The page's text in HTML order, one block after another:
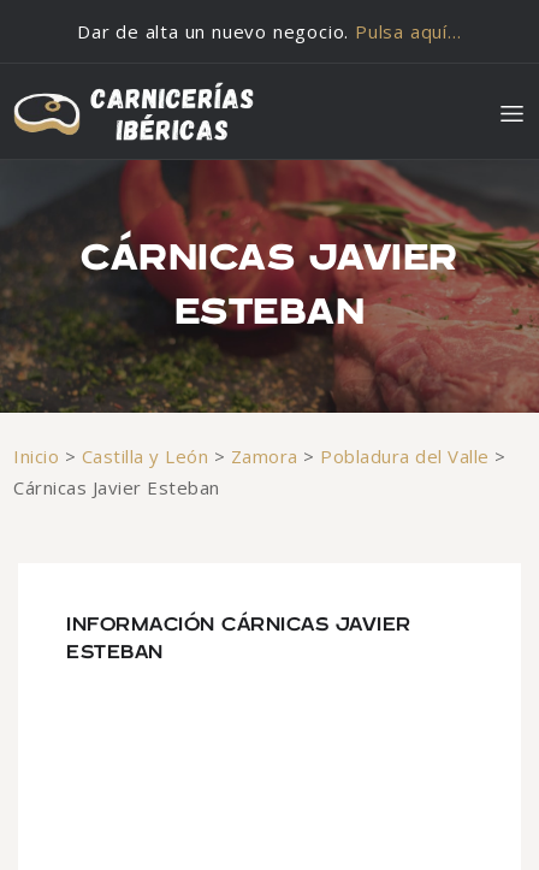
Dar de alta un nuevo negocio. Pulsa aquí…
CÁRNICAS JAVIER
ESTEBAN
Inicio > Castilla y León > Zamora > Pobladura del Valle >
Cárnicas Javier Esteban
INFORMACIÓN CÁRNICAS JAVIER
ESTEBAN